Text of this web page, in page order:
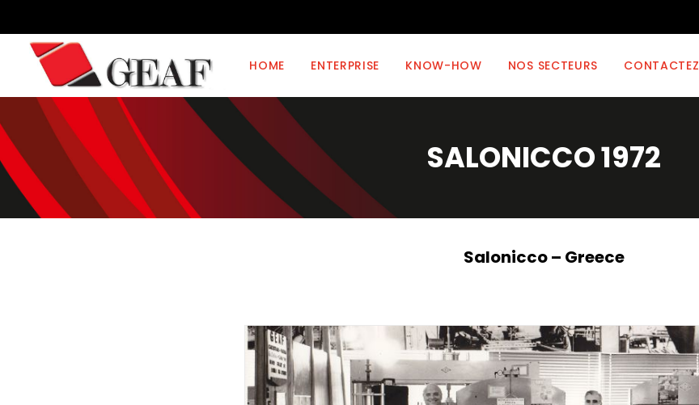
HOME ENTERPRISE KNOW-HOW NOS SECTEURS CONTACTEZ
SALONICCO 1972
Salonicco – Greece